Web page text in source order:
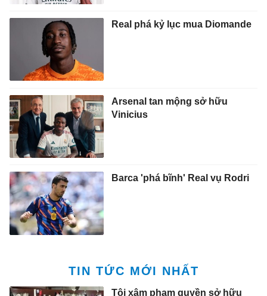
Real phá kỷ lục mua Diomande
Arsenal tan mộng sở hữu
Vinicius
Barca 'phá bĩnh' Real vụ Rodri
TIN TỨC MỚI NHẤT
Tội xâm phạm quyền sở hữu